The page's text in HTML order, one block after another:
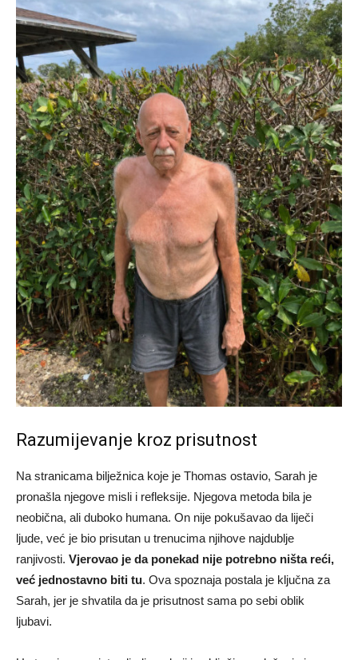
Razumijevanje kroz prisutnost
Na stranicama bilježnica koje je Thomas ostavio, Sarah je
pronašla njegove misli i refleksije. Njegova metoda bila je
neobična, ali duboko humana. On nije pokušavao da liječi
ljude, već je bio prisutan u trenucima njihove najdublje
ranjivosti. Vjerovao je da ponekad nije potrebno ništa reći,
već jednostavno biti tu. Ova spoznaja postala je ključna za
Sarah, jer je shvatila da je prisutnost sama po sebi oblik
ljubavi.